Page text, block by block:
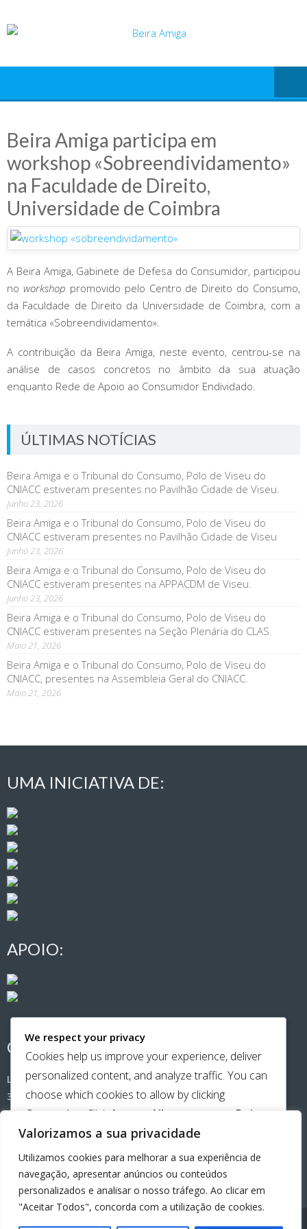
Valorizamos a sua privacidade
Utilizamos cookies para melhorar a sua experiência de
navegação, apresentar anúncios ou conteúdos
personalizados e analisar o nosso tráfego. Ao clicar em
"Aceitar Todos", concorda com a utilização de cookies.
to
Beira Amiga participa em
workshop «Sobreendividamento»
na Faculdade de Direito,
Universidade de Coimbra
A Beira Amiga, Gabinete de Defesa do Consumidor, participou
no workshop promovido pelo Centro de Direito do Consumo,
da Faculdade de Direito da Universidade de Coimbra, com a
temática «Sobreendividamento».
A contribuição da Beira Amiga, neste evento, centrou-se na
análise de casos concretos no âmbito da sua atuação
enquanto Rede de Apoio ao Consumidor Endividado.
ÚLTIMAS NOTÍCIAS
Beira Amiga e o Tribunal do Consumo, Polo de Viseu do
CNIACC estiveram presentes no Pavilhão Cidade de Viseu.
Junho 23, 2026
Beira Amiga e o Tribunal do Consumo, Polo de Viseu do
CNIACC estiveram presentes no Pavilhão Cidade de Viseu
Junho 23, 2026
Beira Amiga e o Tribunal do Consumo, Polo de Viseu do
CNIACC estiveram presentes na APPACDM de Viseu.
Junho 23, 2026
Beira Amiga e o Tribunal do Consumo, Polo de Viseu do
CNIACC estiveram presentes na Seção Plenária do CLAS.
Maio 21, 2026
Beira Amiga e o Tribunal do Consumo, Polo de Viseu do
CNIACC, presentes na Assembleia Geral do CNIACC.
Maio 21, 2026
UMA INICIATIVA DE:
APOIO:
CONTACTOS:
Largo de Santa Cristina (Casa Amarela)
3500-181 Viseu
Telemóvel:
email:beiraamiga@gmail.com
We respect your privacy
Cookies help us improve your experience, deliver
personalized content, and analyze traffic. You can
choose which cookies to allow by clicking
Customize
. Click Accept All
Reject
Allto decline non-essential cookies.
CUSTOMIZE
REJECT ALL
ACCEPT ALL